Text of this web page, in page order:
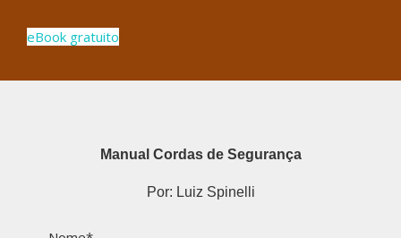
eBook gratuito
Manual Cordas de Segurança
Por: Luiz Spinelli